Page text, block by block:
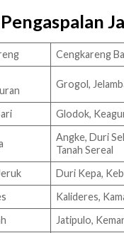
Pengaspalan
Cengkareng
Grogol,
Glodok,
Angke, Duri
Tanah Sereal
Duri Kepa,
Kalideres,
Jatipulo,